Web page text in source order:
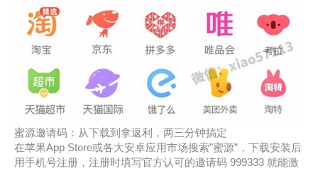
蜜源邀请码：从下载到拿返利，两三分钟搞定
在苹果App Store或各大安卓应用市场搜索”蜜源”，下载安装后
用手机号注册，注册时填写官方认可的邀请码 999333 就能激